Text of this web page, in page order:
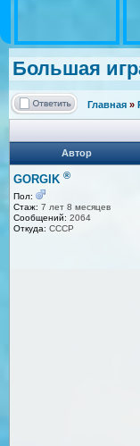
Большая
Главная »
Автор
GORGIK ®
Пол:
Стаж: 7 лет 8 месяцев
Сообщений: 2064
Откуда: СССР